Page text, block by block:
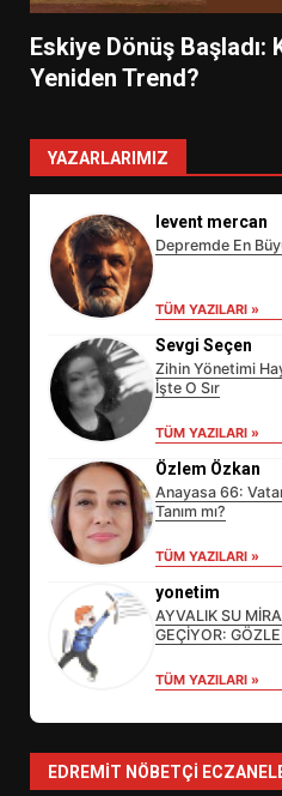
Eskiye Dönüş Başladı:
Yeniden Trend?
YAZARLARIMIZ
levent mercan
Depremde En
TÜM YAZILARI »
Sevgi Seçen
Zihin Yönetimi
İşte O Sır
TÜM YAZILARI »
Özlem Özkan
Anayasa 66:
Tanım mı?
TÜM YAZILARI »
yonetim
AYVALIK SU
GEÇİYOR:
TÜM YAZILARI »
EDREMIT NÖBETÇI
DEĞİŞECEK?
4